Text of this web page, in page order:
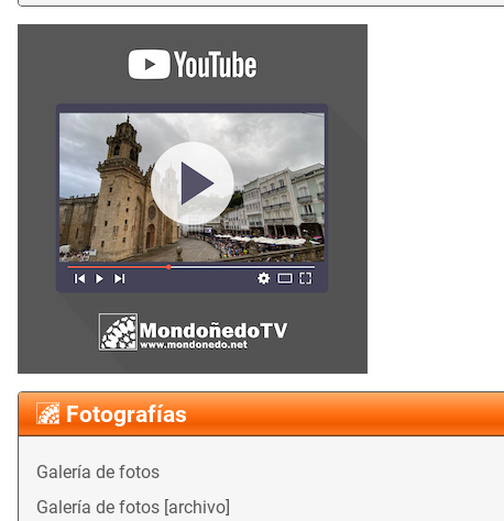
Fotografías
Galería de fotos
Galería de fotos [archivo]